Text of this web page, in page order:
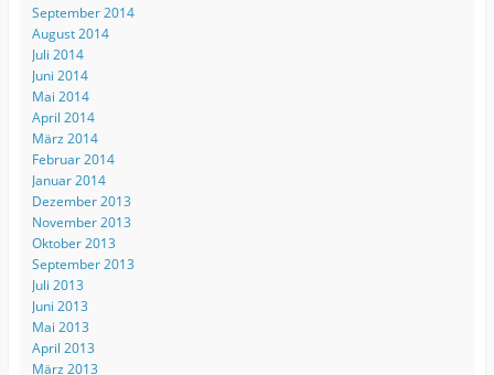
September 2014
August 2014
Juli 2014
Juni 2014
Mai 2014
April 2014
März 2014
Februar 2014
Januar 2014
Dezember 2013
November 2013
Oktober 2013
September 2013
Juli 2013
Juni 2013
Mai 2013
April 2013
März 2013